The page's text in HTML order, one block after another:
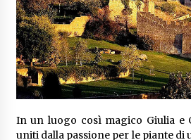
In un luogo così magico Giulia e
uniti dalla passione per le piante di